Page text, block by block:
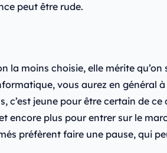
peut être rude.
la moins choisie, elle mérite qu’on
vous aurez en général
c’est jeune pour être certain de ce
encore plus pour entrer sur le
préfèrent faire une pause, qui